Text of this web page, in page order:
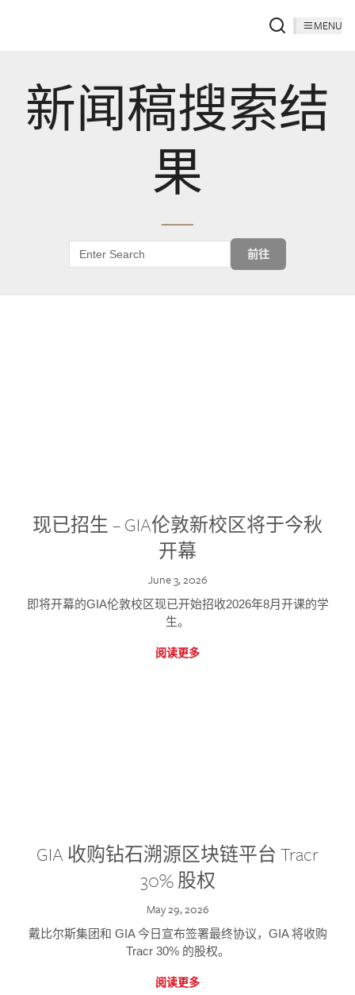
MENU
新闻稿搜索结
果
前往
现已招生 – GIA伦敦新校区将于今秋
开幕
June 3, 2026
即将开幕的GIA伦敦校区现已开始招收2026年8月开课的学
生。
阅读更多
GIA 收购钻石溯源区块链平台 Tracr
30% 股权
May 29, 2026
戴比尔斯集团和 GIA 今日宣布签署最终协议，GIA 将收购
Tracr 30% 的股权。
阅读更多